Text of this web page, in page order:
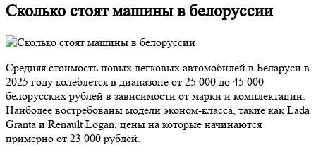
Сколько стоят машины в белоруссии
Средняя стоимость новых легковых автомобилей в Беларуси в
2025 году колеблется в диапазоне от 25 000 до 45 000
белорусских рублей в зависимости от марки и комплектации.
Наиболее востребованы модели эконом-класса, такие как Lada
Granta и Renault Logan, цены на которые начинаются
примерно от 23 000 рублей.